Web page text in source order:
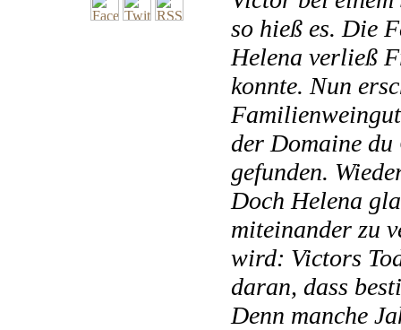
so hieß es. Die
Helena verließ
konnte. Nun
der Domaine
gefunden.
Doch Helena
miteinander zu
wird: Victors
daran, dass
Denn manche